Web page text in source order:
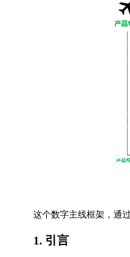
这个数字主线框架，通
1. 引言